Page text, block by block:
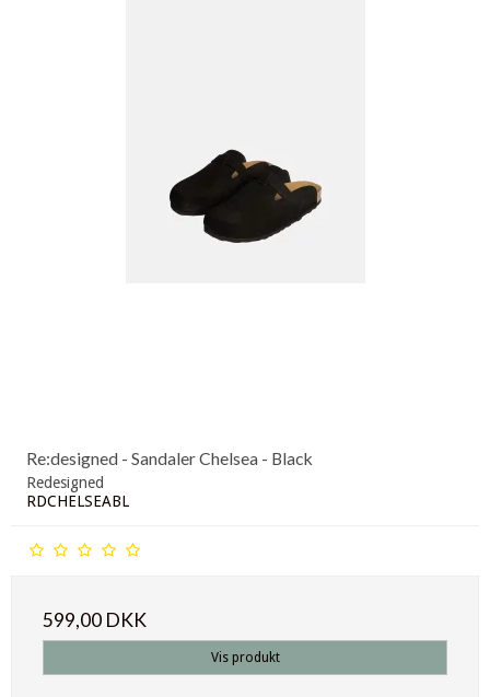
Re:designed - Sandaler Chelsea - Black
Redesigned
RDCHELSEABL
599,00 DKK
Vis produkt